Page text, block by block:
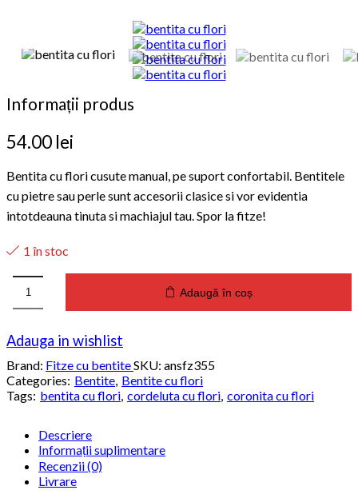
Informații produs
54.00 lei
Bentita cu flori cusute manual, pe suport confortabil. Bentitele
cu pietre sau perle sunt accesorii clasice si vor evidentia
intotdeauna tinuta si machiajul tau. Spor la fitze!
1 în stoc
Cantitate
Bentita
Adaugă în coș
Adauga in wishlist
Brand: Fitze cu bentiteSKU: ansfz355
Categories: Bentite, Bentite cu flori
Tags: bentita cu flori, cordeluta cu flori, coronita cu flori
Descriere
Informații suplimentare
Recenzii (0)
Livrare